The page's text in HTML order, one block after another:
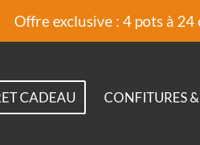
Offre exclusive : 4 pots à 24
CADEAU CONFITURES &